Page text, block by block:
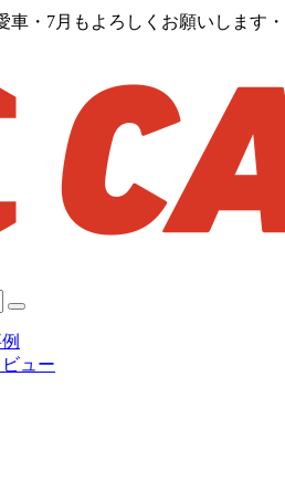
車・7月もよろしくお願いします
ュー